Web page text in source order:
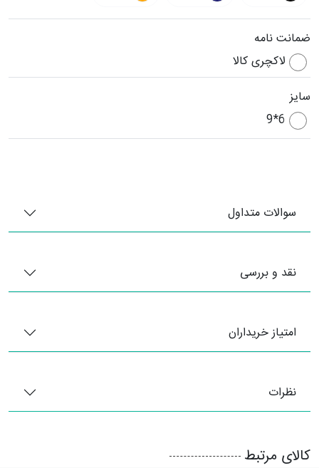
ضمانت نامه
لاکچری کالا
سایز
6*9
سوالات متداول
نقد و بررسی
امتیاز خریداران
نظرات
کالای مرتبط